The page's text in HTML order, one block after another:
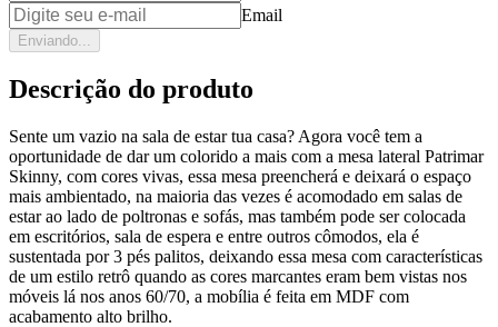
Email
Enviando...
Descrição do produto
Sente um vazio na sala de estar tua casa? Agora você tem a
oportunidade de dar um colorido a mais com a mesa lateral Patrimar
Skinny, com cores vivas, essa mesa preencherá e deixará o espaço
mais ambientado, na maioria das vezes é acomodado em salas de
estar ao lado de poltronas e sofás, mas também pode ser colocada
em escritórios, sala de espera e entre outros cômodos, ela é
sustentada por 3 pés palitos, deixando essa mesa com características
de um estilo retrô quando as cores marcantes eram bem vistas nos
móveis lá nos anos 60/70, a mobília é feita em MDF com
acabamento alto brilho.